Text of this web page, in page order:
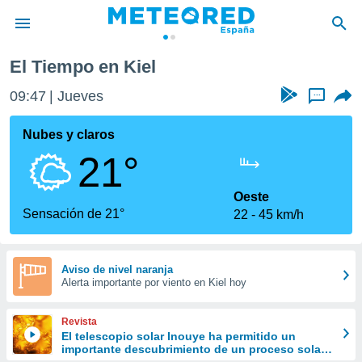
de
por
que se
calidad.
a este
las
y
digital
basada
El Tiempo en Kiel
09:47 Jueves ...
Nubes y claros
21°
Sensación de 21°
Oeste
22
45 km/h
Aviso de nivel naranja
Alerta importante por viento en Kiel hoy
Revista
El telescopio solar Inouye ha permitido un
importante descubrimiento de un proceso solar